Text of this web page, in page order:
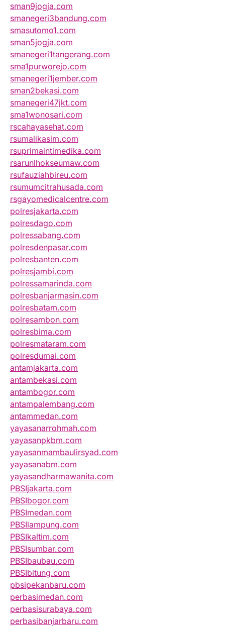
sman9jogja.com
smanegeri3bandung.com
smasutomo1.com
sman5jogja.com
smanegeri1tangerang.com
sma1purworejo.com
smanegeri1jember.com
sman2bekasi.com
smanegeri47jkt.com
sma1wonosari.com
rscahayasehat.com
rsumalikasim.com
rsuprimaintimedika.com
rsarunlhokseumaw.com
rsufauziahbireu.com
rsumumcitrahusada.com
rsgayomedicalcentre.com
polresjakarta.com
polresdago.com
polressabang.com
polresdenpasar.com
polresbanten.com
polresjambi.com
polressamarinda.com
polresbanjarmasin.com
polresbatam.com
polresambon.com
polresbima.com
polresmataram.com
polresdumai.com
antamjakarta.com
antambekasi.com
antambogor.com
antampalembang.com
antammedan.com
yayasanarrohmah.com
yayasanpkbm.com
yayasanmambaulirsyad.com
yayasanabm.com
yayasandharmawanita.com
PBSIjakarta.com
PBSIbogor.com
PBSImedan.com
PBSIlampung.com
PBSIkaltim.com
PBSIsumbar.com
PBSIbaubau.com
PBSIbitung.com
pbsipekanbaru.com
perbasimedan.com
perbasisurabaya.com
perbasibanjarbaru.com